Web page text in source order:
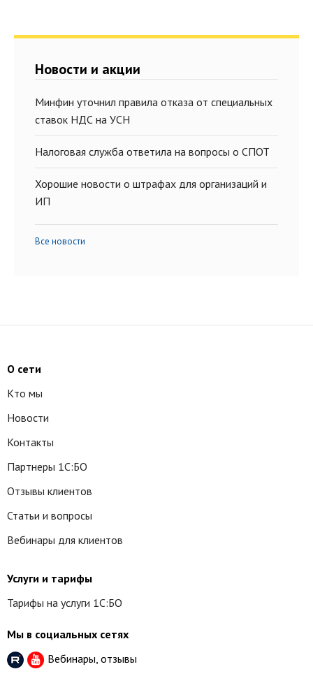
Новости и акции
Минфин уточнил правила отказа от специальных
ставок НДС на УСН
Налоговая служба ответила на вопросы о СПОТ
Хорошие новости о штрафах для организаций и
ИП
Все новости
О сети
Кто мы
Новости
Контакты
Партнеры 1С:БО
Отзывы клиентов
Статьи и вопросы
Вебинары для клиентов
Услуги и тарифы
Тарифы на услуги 1С:БО
Мы в социальных сетях
Вебинары, отзывы